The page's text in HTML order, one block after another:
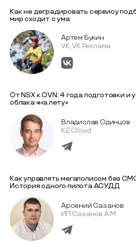
Как не деградировать сервису
мир сходит с ума
Артем Букин
VK, VK Реклама
От NSX к OVN: 4 года подготовки и
облака «на лету»
Владислав Одинцов
K2 Cloud
Как управлять мегаполисом без
История одного пилота АСУДД
Арсений Сазанов
ИП Сазанов А.М.